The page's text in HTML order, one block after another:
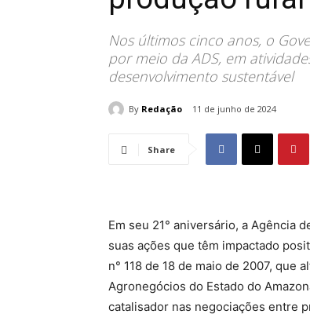
Nos últimos cinco anos, o
por meio da ADS, em
desenvolvimento sustentável
By Redação 11 de junho de 2024
Share
Em seu 21° aniversário, a Agência
suas ações que têm impactado
n° 118 de 18 de maio de 2007, que
Agronegócios do Estado do
catalisador nas negociações entre